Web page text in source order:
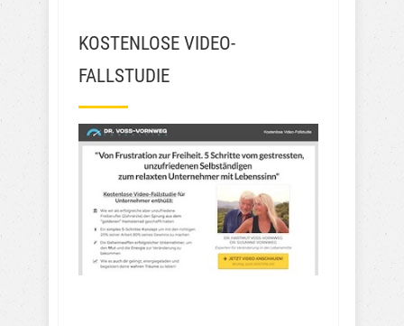
KOSTENLOSE VIDEO-
FALLSTUDIE